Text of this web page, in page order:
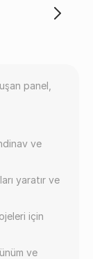
panel,
ve
yaratır ve
için
ve